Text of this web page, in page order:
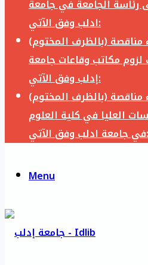
رئاسة الجامعة في جامعة
ادلب وفق الآتي:
مناقصة (بالظرف المختوم)
لزوم مكاتب وقاعات جامعة
إدلب وفق الآتي:
مناقصة (بالظرف المختوم)
العليا في كلية العلوم
في جامعة ادلب وفق الآتي:
Menu